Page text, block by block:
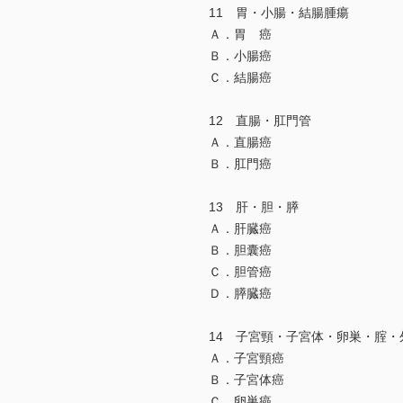
11 胃・小腸・結腸腫瘍
Ａ．胃 癌
Ｂ．小腸癌
Ｃ．結腸癌
12 直腸・肛門管
Ａ．直腸癌
Ｂ．肛門癌
13 肝・胆・膵
Ａ．肝臓癌
Ｂ．胆囊癌
Ｃ．胆管癌
Ｄ．膵臓癌
14 子宮頸・子宮体・卵巣・腟・
Ａ．子宮頸癌
Ｂ．子宮体癌